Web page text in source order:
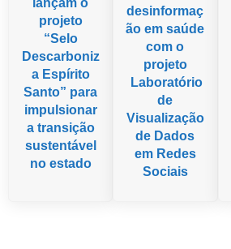
projeto
“Selo
Descarboniz
a Espírito
Santo” para
impulsionar
a transição
sustentável
no estado
desinformaç
ão em saúde
com o
projeto
Laboratório
de
Visualização
de Dados
em Redes
Sociais